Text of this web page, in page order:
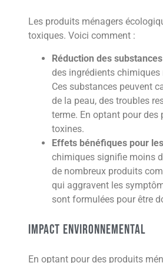
Les produits ménagers
toxiques. Voici comment :
Réduction des
des ingrédients chimiques
Ces substances peuvent
de la peau, des troubles
terme. En optant pour
toxines.
Effets bénéfiques pour
chimiques signifie moins
de nombreux produits
qui aggravent les
sont formulées pour être
Impact environnemental
En optant pour des produits